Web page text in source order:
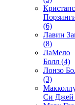
Кристапс
(6)
Лавин
(8)
ЛаМело
Болл (4)
Лонзо
(3)
Си Джей